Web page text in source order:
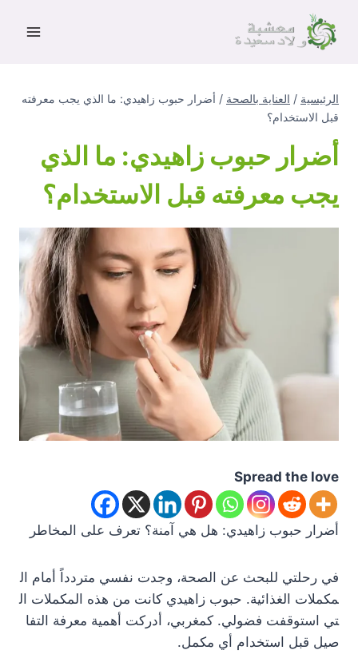
المحتوى
الرئيسية / العناية بالصحة / أضرار حبوب زاهيدي: ما الذي يجب معرفته
قبل الاستخدام؟
أضرار حبوب زاهيدي: ما الذي
يجب معرفته قبل الاستخدام؟
Spread the love
أضرار حبوب زاهيدي: هل هي آمنة؟ تعرف على المخاطر
في رحلتي للبحث عن الصحة، وجدت نفسي متردداً أمام ال
مكملات الغذائية. حبوب زاهيدي كانت من هذه المكملات ال
تي استوقفت فضولي. كمغربي، أدركت أهمية معرفة التفا
صيل قبل استخدام أي مكمل.